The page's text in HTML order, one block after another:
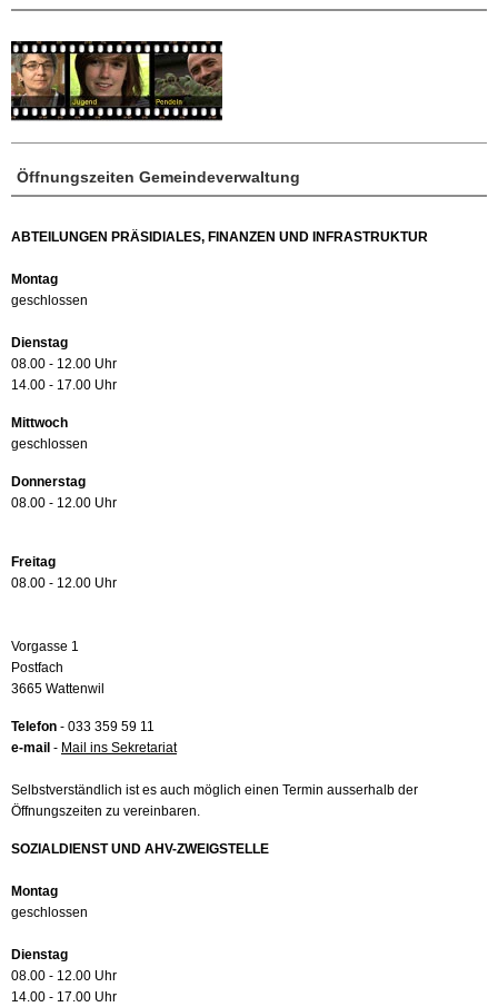
Öffnungszeiten Gemeindeverwaltung
ABTEILUNGEN PRÄSIDIALES, FINANZEN UND INFRASTRUKTUR
Montag
geschlossen
Dienstag
08.00 - 12.00 Uhr
14.00 - 17.00 Uhr
Mittwoch
geschlossen
Donnerstag
08.00 - 12.00 Uhr
Freitag
08.00 - 12.00 Uhr
Vorgasse 1
Postfach
3665 Wattenwil
Telefon - 033 359 59 11
e-mail - Mail ins Sekretariat
Selbstverständlich ist es auch möglich einen Termin ausserhalb der
Öffnungszeiten zu vereinbaren.
SOZIALDIENST UND AHV-ZWEIGSTELLE
Montag
geschlossen
Dienstag
08.00 - 12.00 Uhr
14.00 - 17.00 Uhr